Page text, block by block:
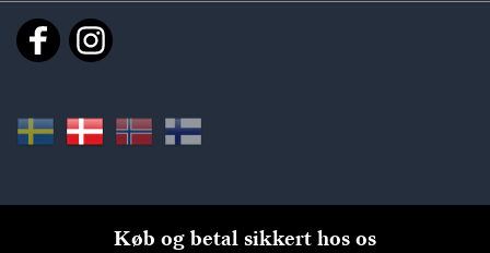
Køb og betal sikkert hos os